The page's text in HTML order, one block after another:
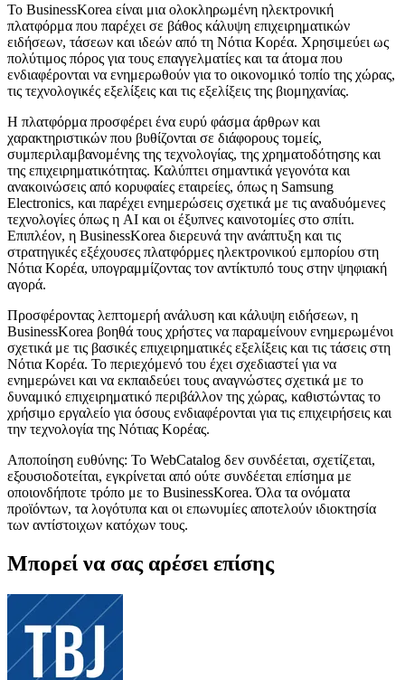
Το BusinessKorea είναι μια ολοκληρωμένη ηλεκτρονική
πλατφόρμα που παρέχει σε βάθος κάλυψη επιχειρηματικών
ειδήσεων, τάσεων και ιδεών από τη Νότια Κορέα. Χρησιμεύει ως
πολύτιμος πόρος για τους επαγγελματίες και τα άτομα που
ενδιαφέρονται να ενημερωθούν για το οικονομικό τοπίο της χώρας,
τις τεχνολογικές εξελίξεις και τις εξελίξεις της βιομηχανίας.
Η πλατφόρμα προσφέρει ένα ευρύ φάσμα άρθρων και
χαρακτηριστικών που βυθίζονται σε διάφορους τομείς,
συμπεριλαμβανομένης της τεχνολογίας, της χρηματοδότησης και
της επιχειρηματικότητας. Καλύπτει σημαντικά γεγονότα και
ανακοινώσεις από κορυφαίες εταιρείες, όπως η Samsung
Electronics, και παρέχει ενημερώσεις σχετικά με τις αναδυόμενες
τεχνολογίες όπως η AI και οι έξυπνες καινοτομίες στο σπίτι.
Επιπλέον, η BusinessKorea διερευνά την ανάπτυξη και τις
στρατηγικές εξέχουσες πλατφόρμες ηλεκτρονικού εμπορίου στη
Νότια Κορέα, υπογραμμίζοντας τον αντίκτυπό τους στην ψηφιακή
αγορά.
Προσφέροντας λεπτομερή ανάλυση και κάλυψη ειδήσεων, η
BusinessKorea βοηθά τους χρήστες να παραμείνουν ενημερωμένοι
σχετικά με τις βασικές επιχειρηματικές εξελίξεις και τις τάσεις στη
Νότια Κορέα. Το περιεχόμενό του έχει σχεδιαστεί για να
ενημερώνει και να εκπαιδεύει τους αναγνώστες σχετικά με το
δυναμικό επιχειρηματικό περιβάλλον της χώρας, καθιστώντας το
χρήσιμο εργαλείο για όσους ενδιαφέρονται για τις επιχειρήσεις και
την τεχνολογία της Νότιας Κορέας.
Αποποίηση ευθύνης: Το WebCatalog δεν συνδέεται, σχετίζεται,
εξουσιοδοτείται, εγκρίνεται από ούτε συνδέεται επίσημα με
οποιονδήποτε τρόπο με το BusinessKorea. Όλα τα ονόματα
προϊόντων, τα λογότυπα και οι επωνυμίες αποτελούν ιδιοκτησία
των αντίστοιχων κατόχων τους.
Μπορεί να σας αρέσει επίσης